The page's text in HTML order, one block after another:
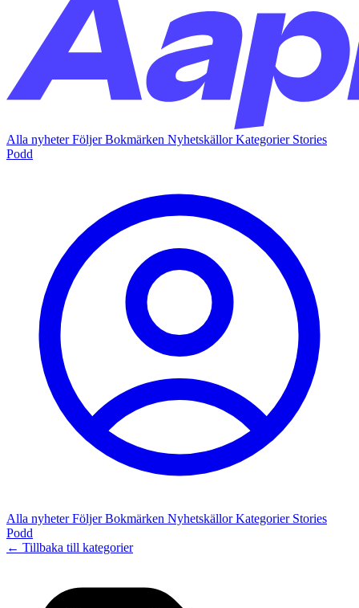
Alla nyheterFöljerBokmärken NyhetskällorKategorier Stories
Podd
Alla nyheterFöljerBokmärken NyhetskällorKategorier Stories
Podd
← Tillbaka till kategorier